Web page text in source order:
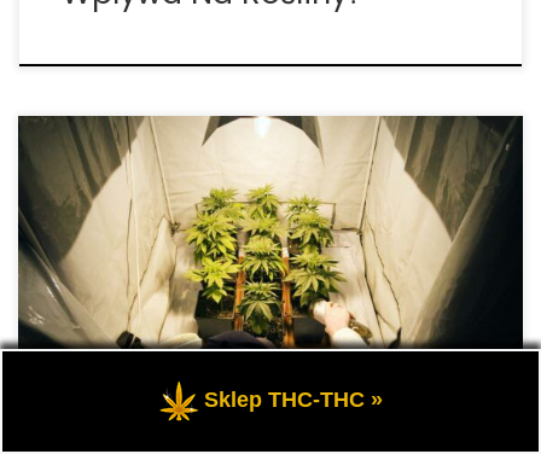
W scenariuszu żywienia w rolnictwie, gdzie każdy
pierwiastek odgrywa kluczową rolę w życiu roślin,
żelazo jest niezbędnym czynnikiem w rozwoju i
witalności roślin, odgrywając fundamentalną rolę w
procesach tak ważnych jak fotosynteza, tworzenie
chlorofilu czy odporność na stres środowiskowy.
Dziś […]
Sklep THC-THC »